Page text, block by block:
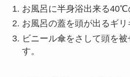
お風呂に半身浴出来る40℃
お風呂の蓋を頭が出るギリ
ビニール傘をさして頭を
す。